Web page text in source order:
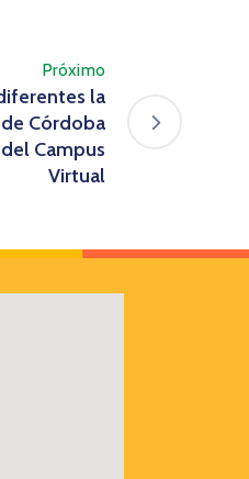
Próximo
la
Córdoba
Campus
Virtual